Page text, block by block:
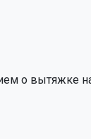
о вытяжке